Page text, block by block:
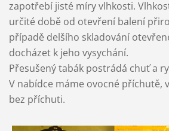
zapotřebí jisté míry vlhkosti.
určité době od otevření balení
případě delšího skladování
docházet k jeho vysychání.
Přesušený tabák postrádá chuť a
V nabídce máme ovocné příchutě,
bez příchuti.